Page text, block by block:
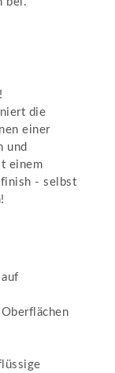
die
einer
und
einem
- selbst